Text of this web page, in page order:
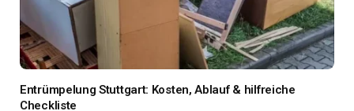
Entrümpelung Stuttgart: Kosten, Ablauf & hilfreiche
Checkliste